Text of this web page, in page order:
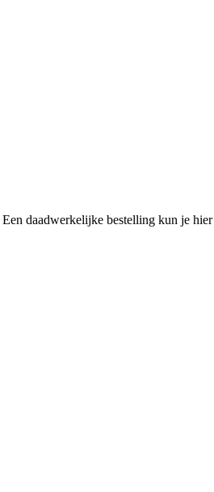
daadwerkelijke bestelling kun je